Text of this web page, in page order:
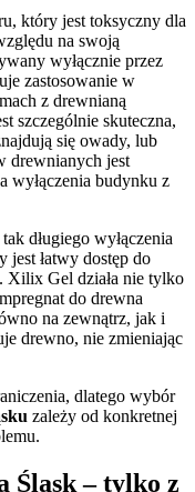
który jest toksyczny dla
na swoją
wyłącznie przez
zastosowanie w
z drewnianą
szczególnie skuteczna,
się owady, lub
drewnianych jest
wyłączenia budynku z
długiego wyłączenia
łatwy dostęp do
Xilix Gel działa nie tylko
do drewna
na zewnątrz, jak i
drewno, nie zmieniając
dlatego wybór
zależy od konkretnej
Śląsk – tylko z